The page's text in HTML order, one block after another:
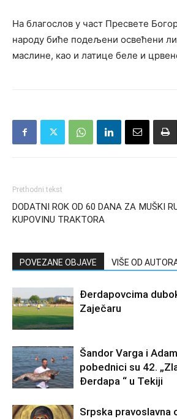
На благослов у част Пресвете
народу биће подељени освећени
маслине, као и латице беле и
Prethodni tekst
DODATNI ROK OD 60 DANA ZA
KUPOVINU TRAKTORA
MUŠKI
POVEZANE OBJAVE VIŠE OD
Đerdapovcima
Zaječaru
Šandor Varga i
pobednici su 42.
Đerdapa “ u Tekiji
Srpska pravoslavna